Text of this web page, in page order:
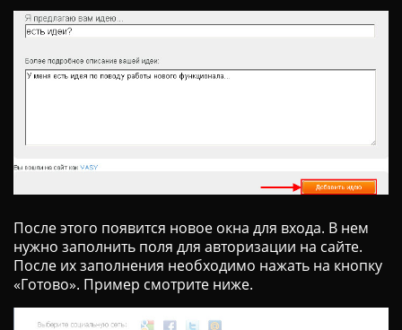
После этого появится новое окна для входа. В нем
нужно заполнить поля для авторизации на сайте.
После их заполнения необходимо нажать на кнопку
«Готово». Пример смотрите ниже.